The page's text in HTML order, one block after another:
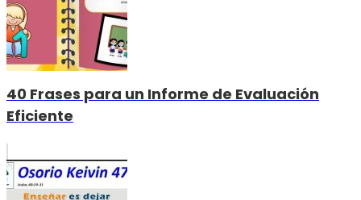
40 Frases para un Informe de Evaluación
Eficiente